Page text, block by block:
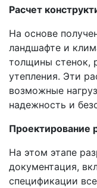
Расчет
На основе
ландшафте и
толщины стенок,
утепления. Эти
возможные
надежность и
Проектирование
На этом этапе
документация,
спецификации